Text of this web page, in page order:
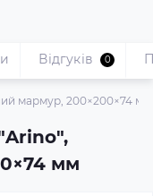
мармур, 200×200×74 мм
мм
Відгуків 0